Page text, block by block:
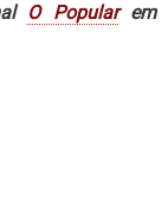
O Popularem